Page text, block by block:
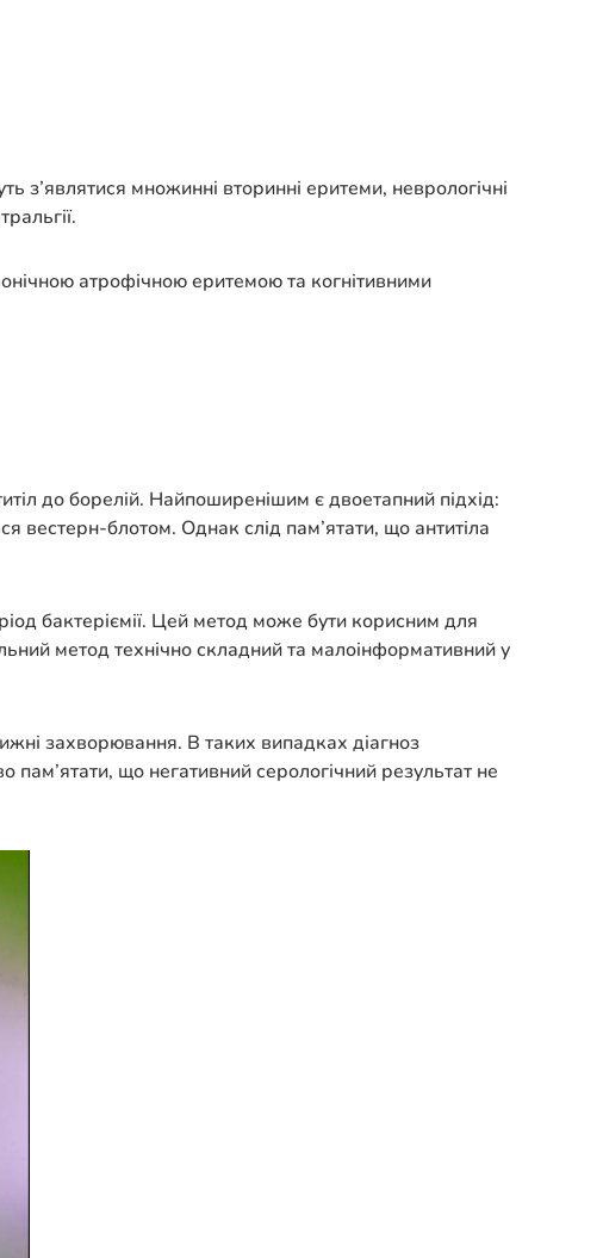
множинні вторинні еритеми, неврологічні
атрофічною еритемою та когнітивними
до борелій. Найпоширенішим є двоетапний підхід:
вестерн-блотом. Однак слід пам’ятати, що антитіла
бактеріємії. Цей метод може бути корисним для
метод технічно складний та малоінформативний у
захворювання. В таких випадках діагноз
пам’ятати, що негативний серологічний результат не